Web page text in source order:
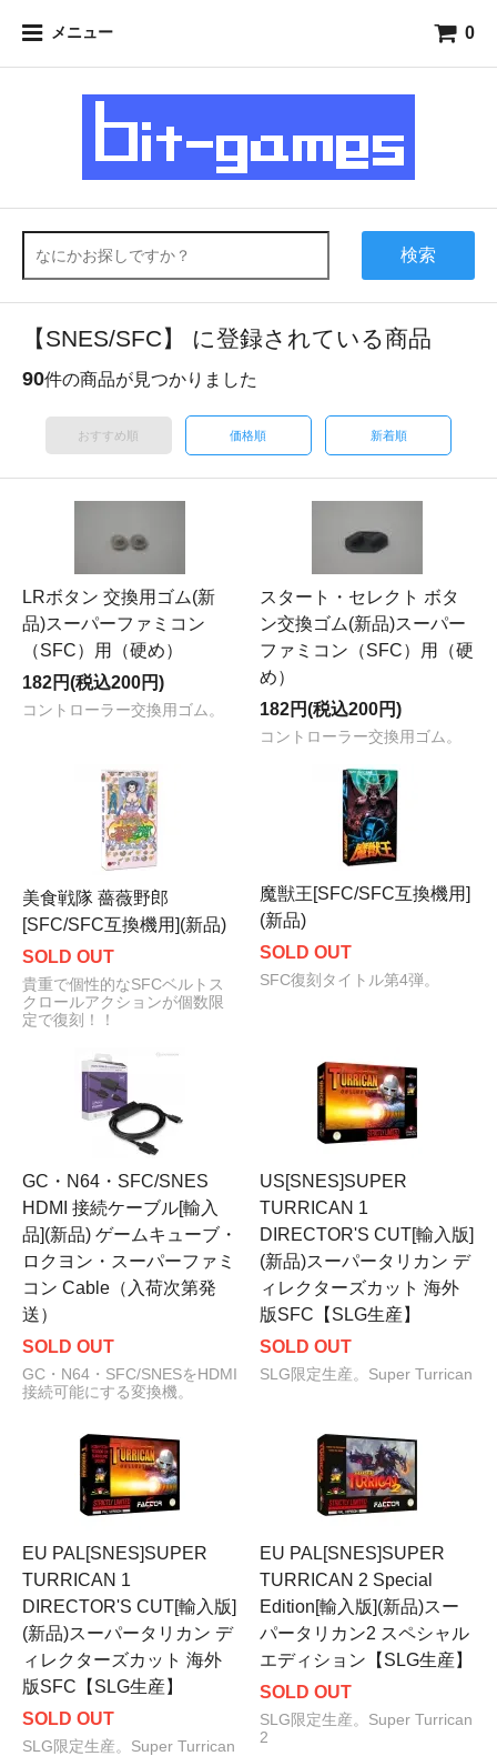
メニュー 0
検索
【SNES/SFC】 に登録されている商品
90件の商品が見つかりました
おすすめ順 価格順 新着順
LRボタン 交換用ゴム(新
品)スーパーファミコン
（SFC）用（硬め）
182円(税込200円)
コントローラー交換用ゴム。
スタート・セレクト ボタ
ン交換ゴム(新品)スーパー
ファミコン（SFC）用（硬
め）
182円(税込200円)
コントローラー交換用ゴム。
美食戦隊 薔薇野郎
[SFC/SFC互換機用](新品)
SOLD OUT
貴重で個性的なSFCベルトス
クロールアクションが個数限
定で復刻！！
魔獣王[SFC/SFC互換機用]
(新品)
SOLD OUT
SFC復刻タイトル第4弾。
GC・N64・SFC/SNES
HDMI 接続ケーブル[輸入
品](新品) ゲームキューブ・
ロクヨン・スーパーファミ
コン Cable（入荷次第発
送）
SOLD OUT
GC・N64・SFC/SNESをHDMI
接続可能にする変換機。
US[SNES]SUPER
TURRICAN 1
DIRECTOR'S CUT[輸入版]
(新品)スーパータリカン デ
ィレクターズカット 海外
版SFC【SLG生産】
SOLD OUT
SLG限定生産。Super Turrican
EU PAL[SNES]SUPER
TURRICAN 1
DIRECTOR'S CUT[輸入版]
(新品)スーパータリカン デ
ィレクターズカット 海外
版SFC【SLG生産】
SOLD OUT
SLG限定生産。Super Turrican
EU PAL[SNES]SUPER
TURRICAN 2 Special
Edition[輸入版](新品)スー
パータリカン2 スペシャル
エディション【SLG生産】
SOLD OUT
SLG限定生産。Super Turrican
2